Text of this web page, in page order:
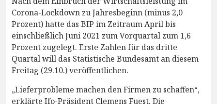
Corona-Lockdown zu Jahresbeginn (minus 2,0
Prozent) hatte das BIP im Zeitraum April bis
einschließlich Juni 2021 zum Vorquartal zum 1,6
Prozent zugelegt. Erste Zahlen für das dritte
Quartal will das Statistische Bundesamt an diesem
Freitag (29.10.) veröffentlichen.
„Lieferprobleme machen den Firmen zu schaffen“,
erklärte Ifo-Präsident Clemens Fuest. Die